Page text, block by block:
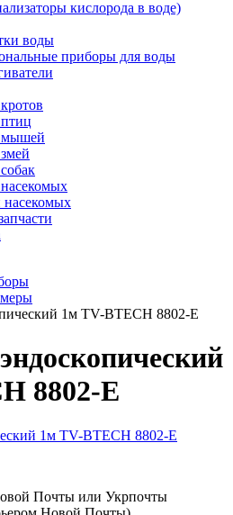
кислорода в воде)
воды
приборы для воды
мышей
1м TV-BTECH 8802-E
8802-E
Почты или Укрпочты